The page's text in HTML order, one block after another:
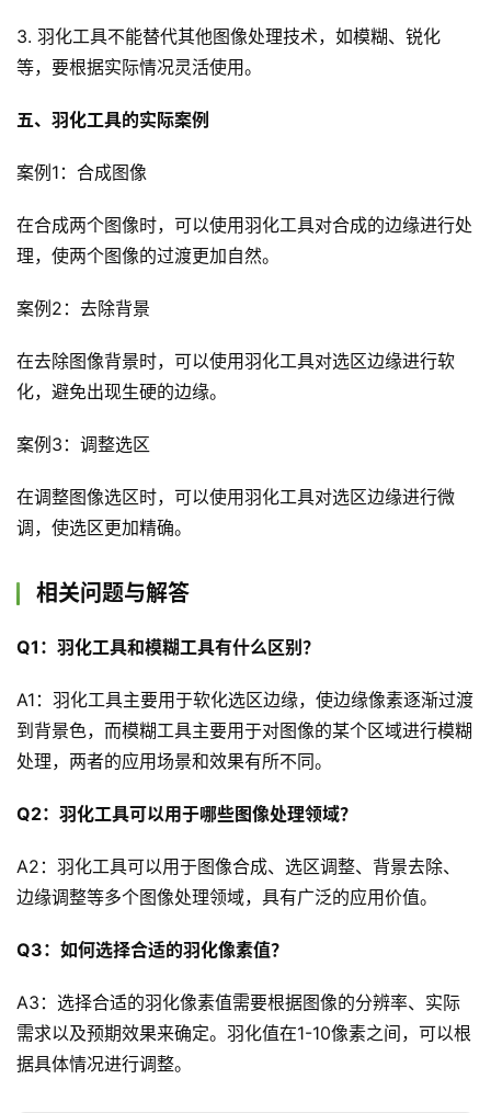
首
章
分
认
证
作
3. 羽化工具不能替代其他图像处理技术，如模糊、锐化
等，要根据实际情况灵活使用。
五、羽化工具的实际案例
案例1：合成图像
在合成两个图像时，可以使用羽化工具对合成的边缘进行处
理，使两个图像的过渡更加自然。
案例2：去除背景
在去除图像背景时，可以使用羽化工具对选区边缘进行软
化，避免出现生硬的边缘。
案例3：调整选区
在调整图像选区时，可以使用羽化工具对选区边缘进行微
调，使选区更加精确。
相关问题与解答
Q1：羽化工具和模糊工具有什么区别？
A1：羽化工具主要用于软化选区边缘，使边缘像素逐渐过渡
到背景色，而模糊工具主要用于对图像的某个区域进行模糊
处理，两者的应用场景和效果有所不同。
Q2：羽化工具可以用于哪些图像处理领域？
A2：羽化工具可以用于图像合成、选区调整、背景去除、
边缘调整等多个图像处理领域，具有广泛的应用价值。
Q3：如何选择合适的羽化像素值？
A3：选择合适的羽化像素值需要根据图像的分辨率、实际
需求以及预期效果来确定。羽化值在1-10像素之间，可以根
据具体情况进行调整。